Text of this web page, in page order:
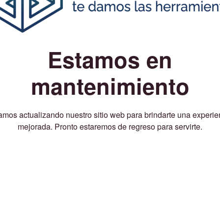
Estamos en
mantenimiento
actualizando nuestro sitio web para brindarte una
mejorada. Pronto estaremos de regreso para servirte.